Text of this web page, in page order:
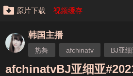
原片下载 视频缓存
韩国主播
热舞 afchinatv BJ亚
afchinatvBJ亚细亚
本站大事件(19j网站